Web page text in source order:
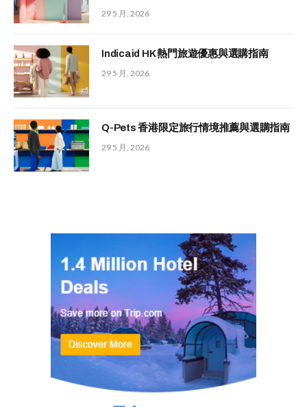
29 5 月, 2026
Indicaid HK 熱門旅遊優惠與選購指南
29 5 月, 2026
Q-Pets 香港限定旅行情境推薦與選購指南
29 5 月, 2026